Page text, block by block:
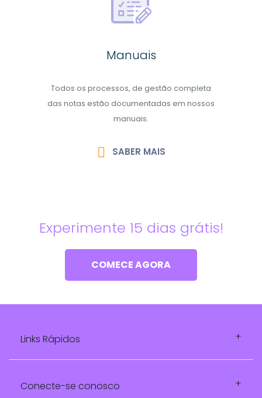
Manuais
Todos os processos, de gestão completa
das notas estão documentadas em nossos
manuais.
SABER MAIS
Experimente 15 dias grátis!
COMECE AGORA
Links Rápidos
Conecte-se conosco